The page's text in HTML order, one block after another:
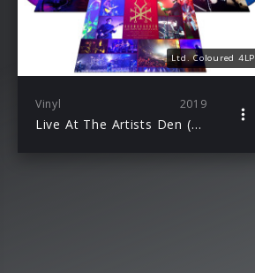
Ltd. Coloured 4LP
Vinyl 2019
Live At The Artists Den (Ltd. Coloured LP)